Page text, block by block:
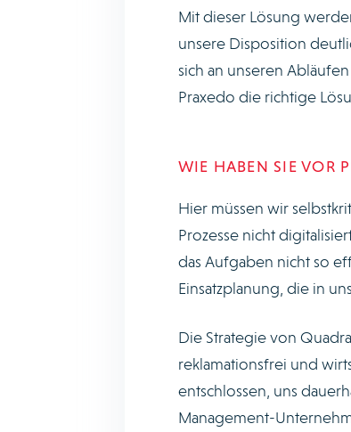
Mit dieser Lösung
unsere Disposition
sich an unseren
Praxedo die richtige
WIE HABEN SIE VOR
Hier müssen wir
Prozesse nicht
das Aufgaben nicht so
Einsatzplanung, die in
Die Strategie von
reklamationsfrei und
entschlossen, uns
Management-